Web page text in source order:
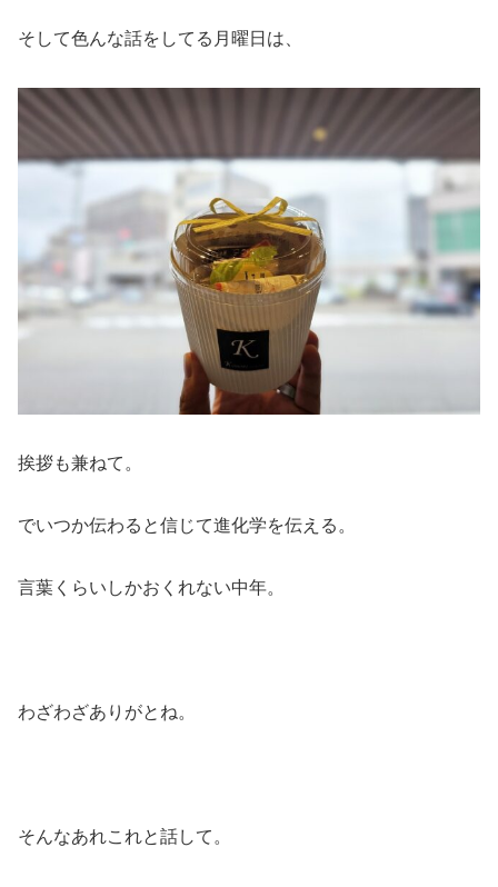
そして色んな話をしてる月曜日は、
挨拶も兼ねて。
でいつか伝わると信じて進化学を伝える。
言葉くらいしかおくれない中年。
わざわざありがとね。
そんなあれこれと話して。